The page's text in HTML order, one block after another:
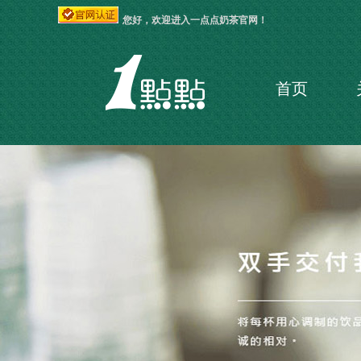
您好，欢迎进入一点点奶茶官网！
首页